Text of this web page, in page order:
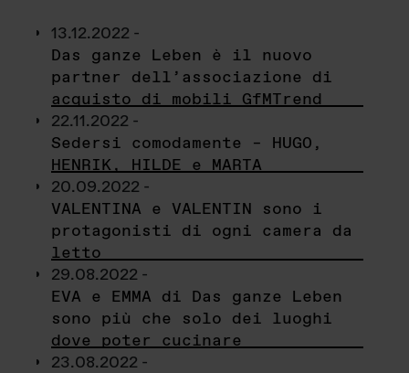
13.12.2022 -
Das ganze Leben è il nuovo
partner dell’associazione di
acquisto di mobili GfMTrend
22.11.2022 -
Sedersi comodamente – HUGO,
HENRIK, HILDE e MARTA
20.09.2022 -
VALENTINA e VALENTIN sono i
protagonisti di ogni camera da
letto
29.08.2022 -
EVA e EMMA di Das ganze Leben
sono più che solo dei luoghi
dove poter cucinare
23.08.2022 -